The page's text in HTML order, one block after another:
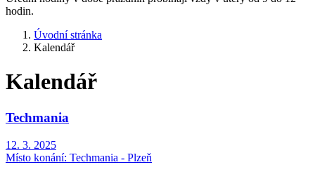
hodin.
Úvodní stránka
Kalendář
Kalendář
Techmania
12. 3. 2025
Místo konání: Techmania - Plzeň